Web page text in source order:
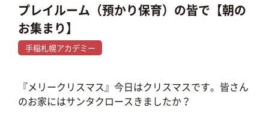
プレイルーム（預かり保育）の皆で【朝の
お集まり】
手稲札幌アカデミー
『メリークリスマス』今日はクリスマスです。皆さん
のお家にはサンタクロースきましたか？